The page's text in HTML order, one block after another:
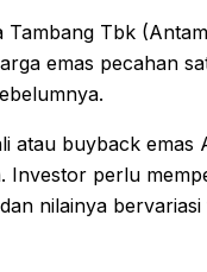
Tbk
emas pecahan
atau buyback
Investor perlu
nilainya